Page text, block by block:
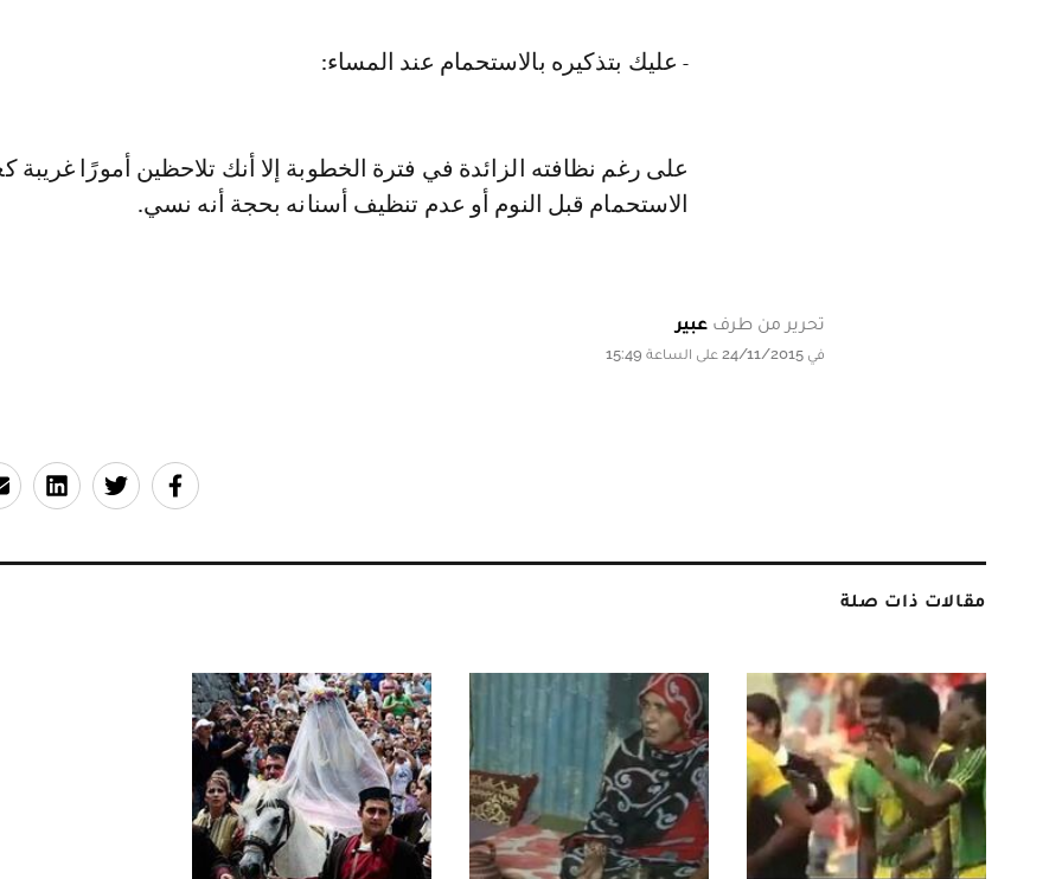
- عليك بتذكيره بالاستحمام عند المساء:
على رغم نظافته الزائدة في فترة الخطوبة إلا أنك تلاحظين أمورًا غريبة
الاستحمام قبل النوم أو عدم تنظيف أسنانه بحجة أنه نسي.
تحرير من طرف عبير
في 24/11/2015 على الساعة 15:49
مقالات ذات صلة